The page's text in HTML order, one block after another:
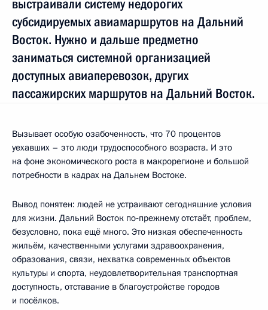
выстраивали систему недорогих
субсидируемых авиамаршрутов на Дальний
Восток. Нужно и дальше предметно
заниматься системной организацией
доступных авиаперевозок, других
пассажирских маршрутов на Дальний Восток.
Вызывает особую озабоченность, что 70 процентов
уехавших – это люди трудоспособного возраста. И это
на фоне экономического роста в макрорегионе и большой
потребности в кадрах на Дальнем Востоке.
Вывод понятен: людей не устраивают сегодняшние условия
для жизни. Дальний Восток по‑прежнему отстаёт, проблем,
безусловно, пока ещё много. Это низкая обеспеченность
жильём, качественными услугами здравоохранения,
образования, связи, нехватка современных объектов
культуры и спорта, неудовлетворительная транспортная
доступность, отставание в благоустройстве городов
и посёлков.